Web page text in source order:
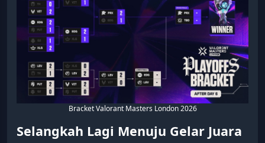
Bracket Valorant Masters London 2026
Selangkah Lagi Menuju Gelar Juara